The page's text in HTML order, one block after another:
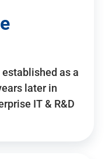
as a
later in
IT & R&D